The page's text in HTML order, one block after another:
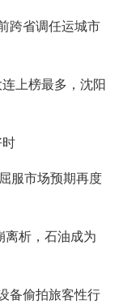
跨省调任运城市
上榜最多，沈阳
服市场预期再度
离析，石油成为
备偷拍旅客性行